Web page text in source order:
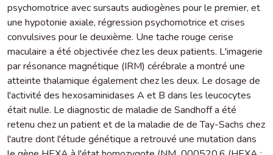
psychomotrice avec sursauts audiogènes pour le premier, et
une hypotonie axiale, régression psychomotrice et crises
convulsives pour le deuxième. Une tache rouge cerise
maculaire a été objectivée chez les deux patients. L'imagerie
par résonance magnétique (IRM) cérébrale a montré une
atteinte thalamique également chez les deux. Le dosage de
l'activité des hexosaminidases A et B dans les leucocytes
était nulle. Le diagnostic de maladie de Sandhoff a été
retenu chez un patient et de la maladie de de Tay-Sachs chez
l'autre dont l'étude génétique a retrouvé une mutation dans